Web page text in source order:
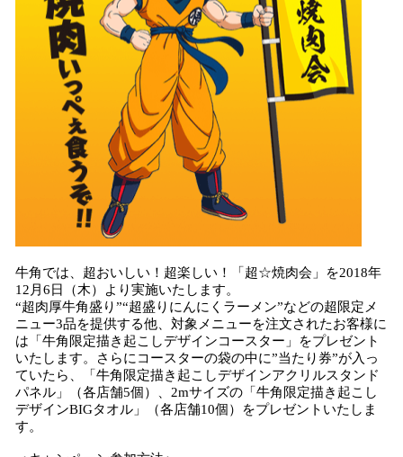
牛角では、超おいしい！超楽しい！「超☆焼肉会」を2018年
12月6日（木）より実施いたします。
“超肉厚牛角盛り”“超盛りにんにくラーメン”などの超限定メ
ニュー3品を提供する他、対象メニューを注文されたお客様に
は「牛角限定描き起こしデザインコースター」をプレゼント
いたします。さらにコースターの袋の中に”当たり券”が入っ
ていたら、「牛角限定描き起こしデザインアクリルスタンド
パネル」（各店舗5個）、2mサイズの「牛角限定描き起こし
デザインBIGタオル」（各店舗10個）をプレゼントいたしま
す。